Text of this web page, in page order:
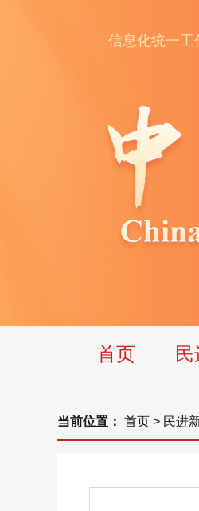
信息化统一工
首页
当前位置： 首页 > 民进